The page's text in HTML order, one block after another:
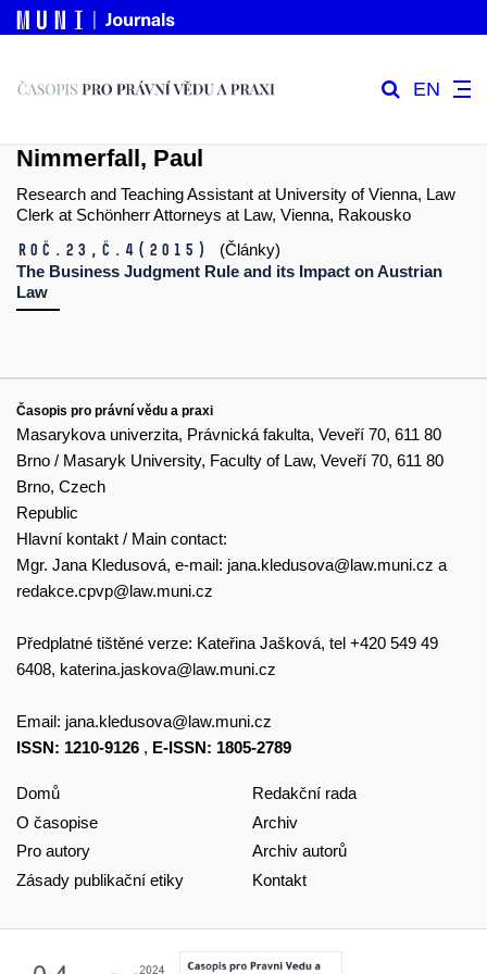
EN
Nimmerfall, Paul
Research and Teaching Assistant at University of Vienna, Law
Clerk at Schönherr Attorneys at Law, Vienna, Rakousko
Roč.23, č.4 (2015)
(Články)
The Business Judgment Rule and its Impact on Austrian
Law
Časopis pro právní vědu a praxi
Masarykova univerzita, Právnická fakulta, Veveří 70, 611 80
Brno / Masaryk University, Faculty of Law, Veveří 70, 611 80
Brno, Czech
Republic
Hlavní kontakt / Main contact:
Mgr. Jana Kledusová, e-mail: jana.kledusova@law.muni.cz a
redakce.cpvp@law.muni.cz
Předplatné tištěné verze: Kateřina Jašková, tel +420 549 49
6408, katerina.jaskova@law.muni.cz
Email: jana.kledusova@law.muni.cz
ISSN: 1210-9126 , E-ISSN: 1805-2789
Domů
O časopise
Pro autory
Zásady publikační etiky
Redakční rada
Archiv
Archiv autorů
Kontakt